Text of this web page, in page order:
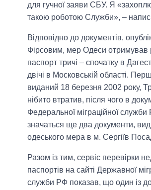
для гучної заяви СБУ. Я
такою роботою Служби», –
Відповідно до документів,
Фірсовим, мер Одеси отримував
паспорт тричі – спочатку в
двічі в Московській області.
виданий 18 березня 2002 року,
нібито втратив, після чого в
Федеральної міграційної служби
значаться ще два документи,
одеського мера в м. Сергіїв
Разом із тим, сервіс перевірки
паспортів на сайті Державної
служби РФ показав, що один із